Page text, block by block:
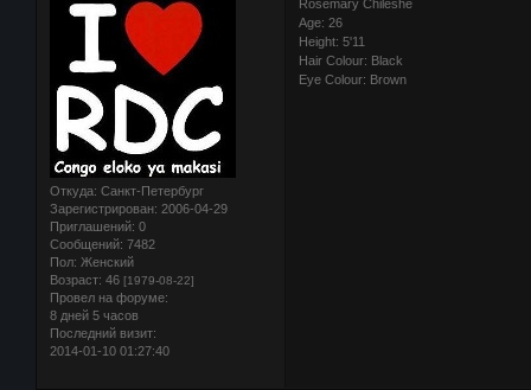
Откуда: Санкт-Петербург
Зарегистрирован: 2006-04-29
Приглашений: 0
Сообщений: 7482
Пол: Женский
Возраст: 46 [1979-08-22]
Провел на форуме:
8 дней 5 часов
Последний визит:
2014-01-10 01:27:40
Rosemary Chileshe
Age: 26
Height: 5'11
Hair Colour: Black
Eye Colour: Brown